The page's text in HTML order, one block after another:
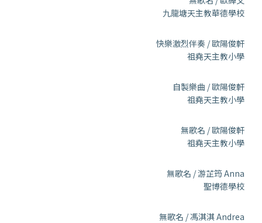
九龍塘天主教華德學校
快樂激烈伴奏 / 歐陽俊軒
祖堯天主教小學
自製樂曲 / 歐陽俊軒
祖堯天主教小學
無歌名 / 歐陽俊軒
祖堯天主教小學
無歌名 / 游芷筠 Anna
聖博德學校
無歌名 / 馮淇淇 Andrea